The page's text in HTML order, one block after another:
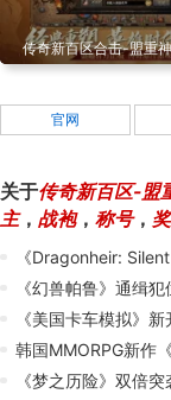
传奇新百区合击-盟重
官网
关于传奇新百区-盟
主， 战袍， 称号，
《幻兽帕鲁》通缉
《美国卡车模拟》
韩国MMORPG新作
《梦之历险》双倍